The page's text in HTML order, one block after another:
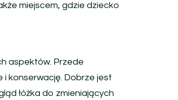
miejscem, gdzie dziecko
aspektów. Przede
i konserwację. Dobrze jest
łóżka do zmieniających